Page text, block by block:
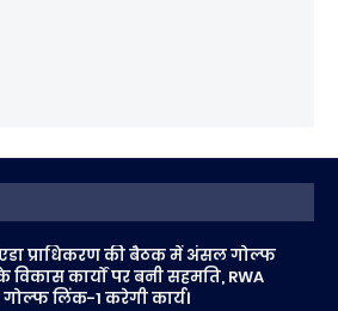
प्राधिकरण की बैठक में अंसल गोल्फ
विकास कार्यों पर बनी सहमति, RWA
गोल्फ लिंक-1 करेगी कार्य।